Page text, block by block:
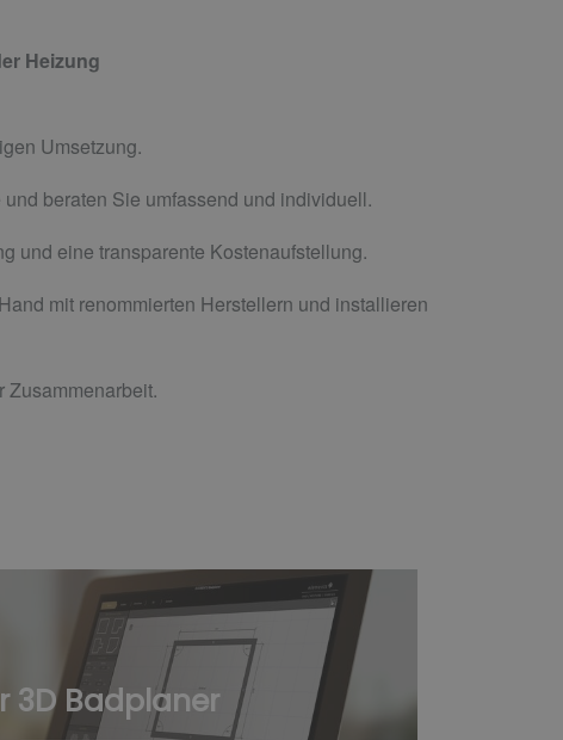
Heizung
Umsetzung.
beraten Sie umfassend und individuell.
und eine transparente Kostenaufstellung.
mit renommierten Herstellern und installieren
Zusammenarbeit.
3D Badplaner